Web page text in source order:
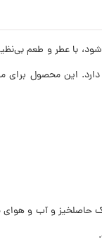
با عطر و طعم
دارد. این محصول
حاصلخیز و آب و